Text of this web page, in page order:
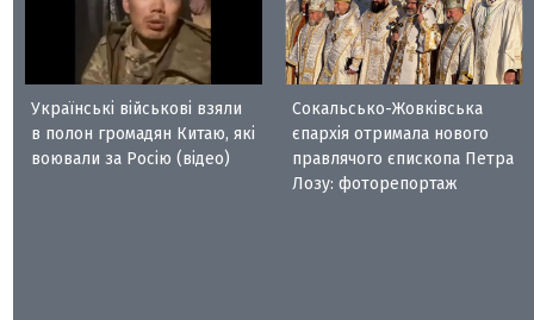
Українські військові взяли
в полон громадян Китаю, які
воювали за Росію (відео)
Сокальсько-Жовківська
єпархія отримала нового
правлячого єпископа Петра
Лозу: фоторепортаж